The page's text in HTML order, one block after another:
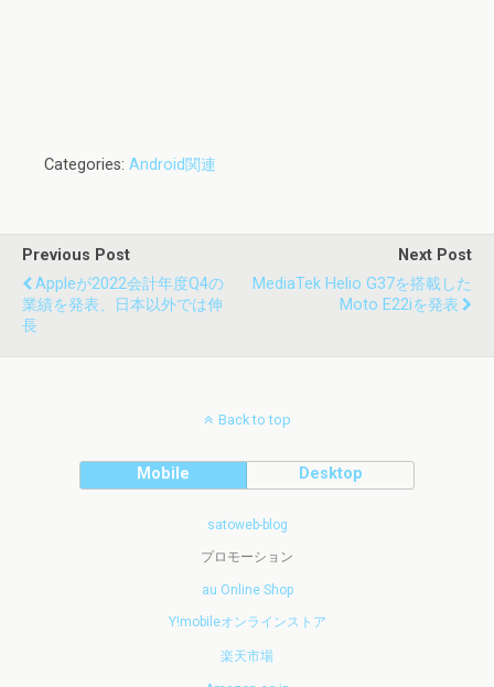
Categories: Android関連
Previous Post
Appleが2022会計年度Q4の
業績を発表、日本以外では伸
長
Next Post
MediaTek Helio G37を搭載した
Moto E22iを発表
Back to top
Mobile Desktop
satoweb-blog
プロモーション
au Online Shop
Y!mobileオンラインストア
楽天市場